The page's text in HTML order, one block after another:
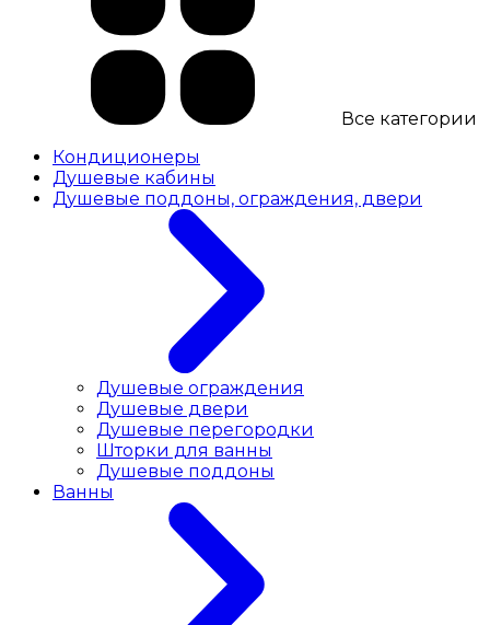
Все категории
Кондиционеры
Душевые кабины
Душевые поддоны, ограждения, двери
Душевые ограждения
Душевые двери
Душевые перегородки
Шторки для ванны
Душевые поддоны
Ванны